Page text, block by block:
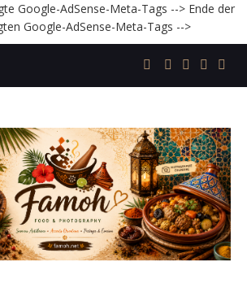
Google-AdSense-Meta-Tags --> Ende der
Google-AdSense-Meta-Tags -->